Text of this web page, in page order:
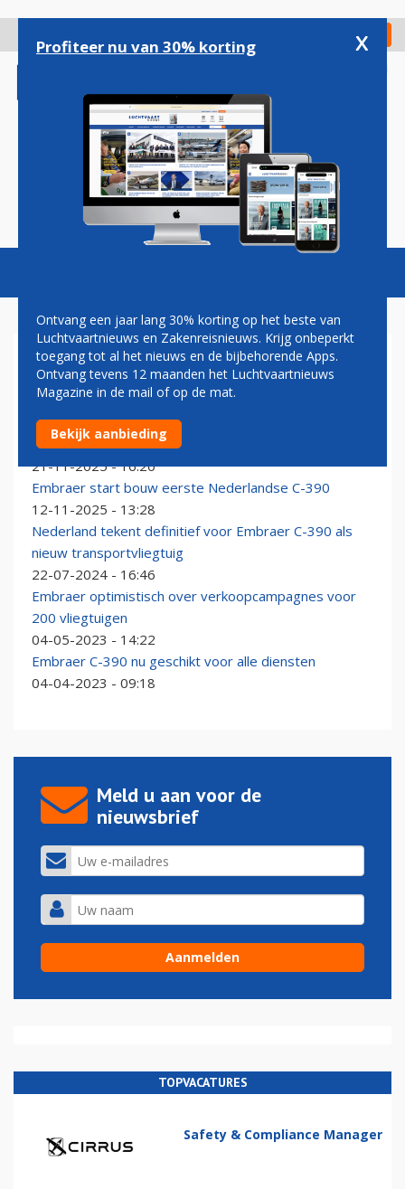
gaan
Check in
Magazine Podcasts Vacatures
C-390
Embraer breidt samenwerking met Nederlandse
industrie verder uit
21-11-2025 - 16:20
Embraer start bouw eerste Nederlandse C-390
12-11-2025 - 13:28
Nederland tekent definitief voor Embraer C-390 als
nieuw transportvliegtuig
22-07-2024 - 16:46
Embraer optimistisch over verkoopcampagnes voor
200 vliegtuigen
04-05-2023 - 14:22
Embraer C-390 nu geschikt voor alle diensten
04-04-2023 - 09:18
Meld u aan voor de
nieuwsbrief
TOPVACATURES
Safety & Compliance Manager
Profiteer nu van 30% korting x
Ontvang een jaar lang 30% korting op het beste van
Luchtvaartnieuws en Zakenreisnieuws. Krijg onbeperkt
toegang tot al het nieuws en de bijbehorende Apps.
Ontvang tevens 12 maanden het Luchtvaartnieuws
Magazine in de mail of op de mat.
Bekijk aanbieding